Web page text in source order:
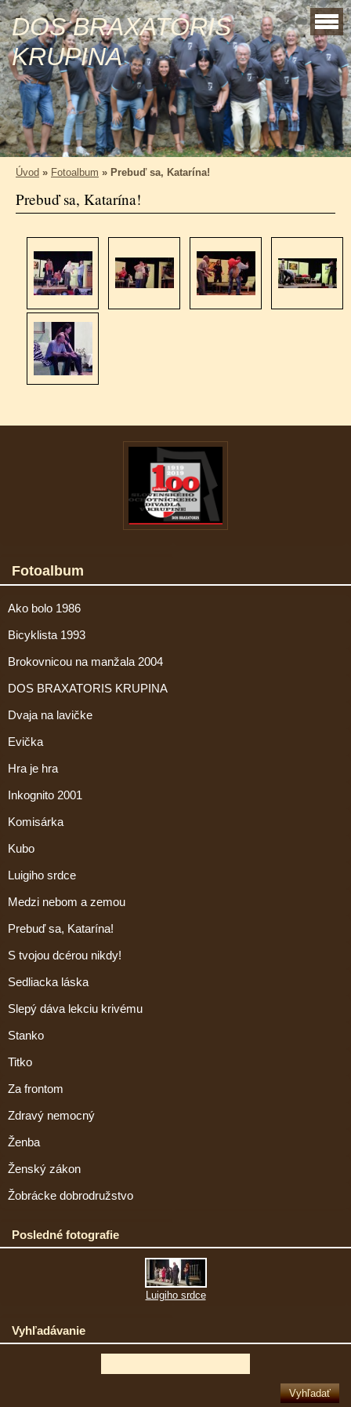
DOS BRAXATORIS
KRUPINA
Úvod » Fotoalbum » Prebuď sa, Katarína!
Prebuď sa, Katarína!
Fotoalbum
Ako bolo 1986
Bicyklista 1993
Brokovnicou na manžala 2004
DOS BRAXATORIS KRUPINA
Dvaja na lavičke
Evička
Hra je hra
Inkognito 2001
Komisárka
Kubo
Luigiho srdce
Medzi nebom a zemou
Prebuď sa, Katarína!
S tvojou dcérou nikdy!
Sedliacka láska
Slepý dáva lekciu krivému
Stanko
Titko
Za frontom
Zdravý nemocný
Ženba
Ženský zákon
Žobrácke dobrodružstvo
Posledné fotografie
Luigiho srdce
Vyhľadávanie